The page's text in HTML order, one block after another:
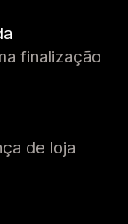
finalização
de loja